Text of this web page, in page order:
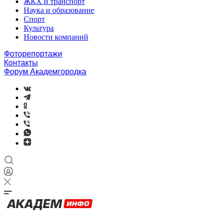
Наука и образование
Спорт
Культура
Новости компаний
Фоторепортажи
Контакты
Форум Академгородка